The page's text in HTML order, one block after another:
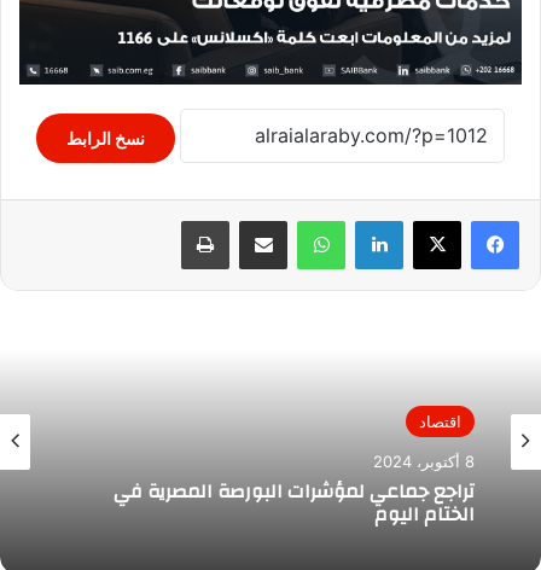
نسخ الرابط
لينكدإن واتساب مشاركة عبر البريد طباعة
اقتصاد
8 أكتوبر، 2024
تراجع جماعي لمؤشرات البورصة المصرية في
الختام اليوم